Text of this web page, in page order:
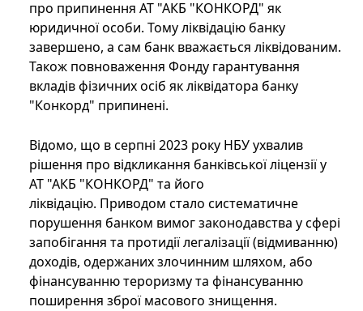
про припинення АТ "АКБ "КОНКОРД" як
юридичної особи. Тому ліквідацію банку
завершено, а сам банк вважається ліквідованим.
Також повноваження Фонду гарантування
вкладів фізичних осіб як ліквідатора банку
"Конкорд" припинені.
Відомо, що в серпні 2023 року НБУ ухвалив
рішення про відкликання банківської ліцензії у
АТ "АКБ "КОНКОРД" та його
ліквідацію. Приводом стало систематичне
порушення банком вимог законодавства у сфері
запобігання та протидії легалізації (відмиванню)
доходів, одержаних злочинним шляхом, або
фінансуванню тероризму та фінансуванню
поширення зброї масового знищення.